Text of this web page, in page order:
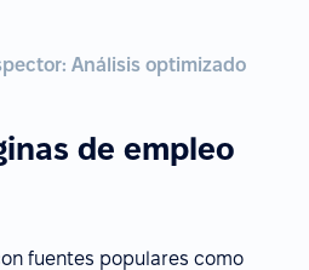
Análisis optimizado
de empleo
fuentes populares como